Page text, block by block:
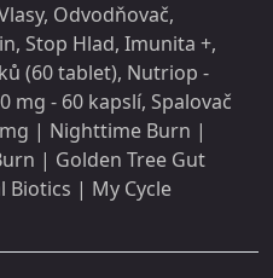
, Odvodňovač,
, Stop Hlad, Imunita +,
(60 tablet), Nutriop -
mg - 60 kapslí, Spalovač
| Nighttime Burn |
| Golden Tree Gut
Biotics | My Cycle